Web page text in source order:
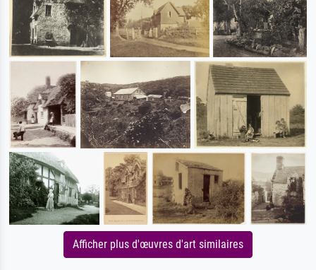
Afficher plus d'œuvres d'art similaires